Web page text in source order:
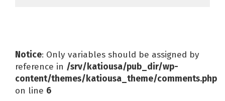
Notice: Only variables should be assigned by
reference in /srv/katiousa/pub_dir/wp-
content/themes/katiousa_theme/comments.php
on line 6